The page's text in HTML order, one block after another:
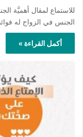
للاستماع لمقال أهميَّة
الجنس في الزواج له
أكمل القراءة »